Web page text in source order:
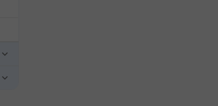
keyboard_arrow_down
keyboard_arrow_down